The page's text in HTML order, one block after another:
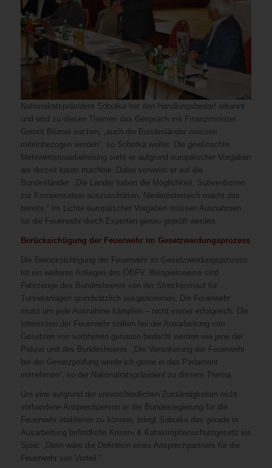
Nationalratspräsident Sobotka hat den Handlungsbedarf erkannt
und wird zu diesen Themen das Gespräch mit Finanzminister
Gernot Blümel suchen, „auch die Bundesländer müssen
miteinbezogen werden“, so Sobotka weiter. Die gewünschte
Mehrwertsteuerbefreiung sieht er aufgrund europäischer Vorgaben
als derzeit kaum machbar. Dabei verweist er auf die
Bundesländer: „Die Länder haben die Möglichkeit, Subventionen
zur Kompensation auszuschütten, Niederösterreich macht das
bereits.“ Im Lichte europäischer Vorgaben müssen Ausnahmen
für die Feuerwehr durch Experten genau geprüft werden.
Berücksichtigung der Feuerwehr im Gesetzwerdungsprozess
Die Berücksichtigung der Feuerwehr im Gesetzwerdungsprozess
ist ein weiteres Anliegen des ÖBFV. Beispielsweise sind
Fahrzeuge des Bundesheeres von der Streckenmaut für
Tunnelanlagen grundsätzlich ausgenommen. Die Feuerwehr
muss um jede Ausnahme kämpfen – nicht immer erfolgreich. Die
Interessen der Feuerwehr sollten bei der Ausarbeitung von
Gesetzen von vornherein genauso bedacht werden wie jene der
Polizei und des Bundesheeres. „Die Verankerung der Feuerwehr
bei der Gesetzprüfung werde ich gerne in das Parlament
mitnehmen“, so der Nationalratspräsident zu diesem Thema.
Um eine aufgrund der unterschiedlichen Zuständigkeiten nicht
vorhandene Ansprechperson in der Bundesregierung für die
Feuerwehr etablieren zu können, bringt Sobotka das gerade in
Ausarbeitung befindliche Krisen- & Katastrophenschutzgesetz ins
Spiel: „Darin wäre die Definition eines Ansprechpartners für die
Feuerwehr von Vorteil.“